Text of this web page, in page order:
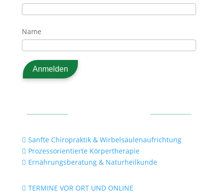
Name
 Sanfte Chiropraktik & Wirbelsäulenaufrichtung
 Prozessorientierte Körpertherapie
 Ernährungsberatung & Naturheilkunde
 TERMINE VOR ORT UND ONLINE